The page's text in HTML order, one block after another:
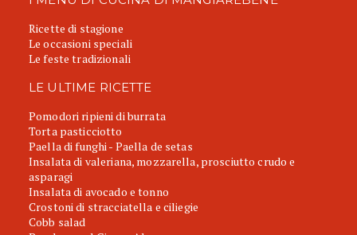
Ricette di stagione
Le occasioni speciali
Le feste tradizionali
LE ULTIME RICETTE
Pomodori ripieni di burrata
Torta pasticciotto
Paella di funghi - Paella de setas
Insalata di valeriana, mozzarella, prosciutto crudo e
asparagi
Insalata di avocado e tonno
Crostoni di stracciatella e ciliegie
Cobb salad